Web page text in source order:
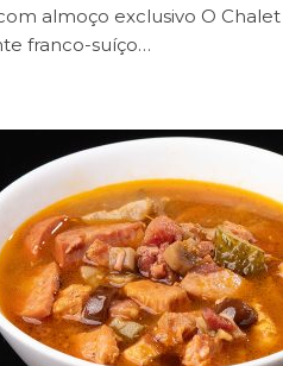
almoço exclusivo O Chalet
franco-suíço…